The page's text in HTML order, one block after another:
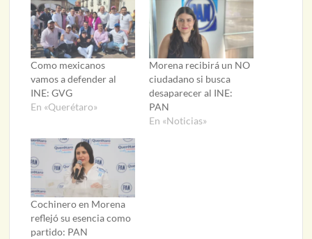
Como mexicanos
vamos a defender al
INE: GVG
En «Querétaro»
Morena recibirá un NO
ciudadano si busca
desaparecer al INE:
PAN
En «Noticias»
Cochinero en Morena
reflejó su esencia como
partido: PAN